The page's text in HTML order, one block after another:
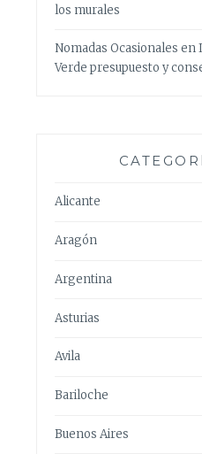
los murales
Nomadas Ocasionales en
Verde presupuesto y
Alicante
Aragón
Argentina
Asturias
Avila
Bariloche
Buenos Aires